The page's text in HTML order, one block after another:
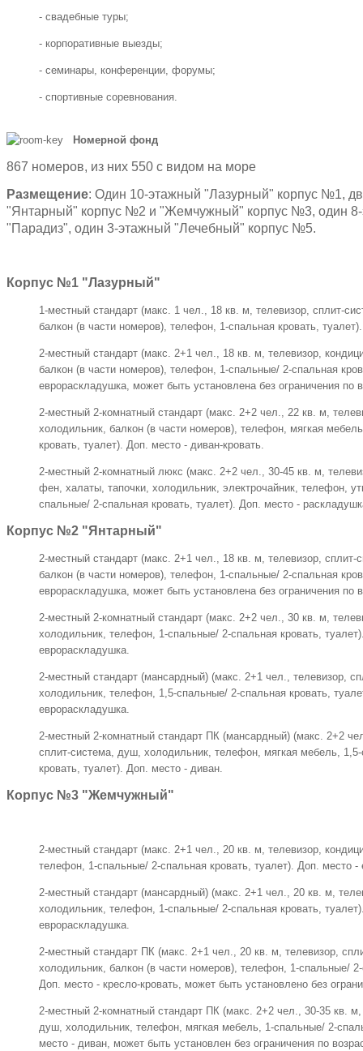
- свадебные туры;
- корпоративные выезды;
- семинары, конференции, форумы;
- спортивные соревнования.
Номерной фонд
867 номеров, из них 550 с видом на море
Размещение: Один 10-этажный "Лазурный" корпус №1,
"Янтарный" корпус №2 и "Жемчужный" корпус №3, один
"Парадиз", один 3-этажный "Лечебный" корпус №5.
Корпус №1 "Лазурный"
1-местный стандарт (макс. 1 чел., 18 кв. м, телевизор, сплит-
балкон (в части номеров), телефон, 1-спальная кровать, туалет).
2-местный стандарт (макс. 2+1 чел., 18 кв. м, телевизор,
балкон (в части номеров), телефон, 1-спальные/ 2-спальная
еврораскладушка, может быть установлена без ограничения по
2-местный 2-комнатный стандарт (макс. 2+2 чел., 22 кв. м,
холодильник, балкон (в части номеров), телефон, мягкая
кровать, туалет). Доп. место - диван-кровать.
2-местный 2-комнатный люкс (макс. 2+2 чел., 30-45 кв. м,
фен, халаты, тапочки, холодильник, электрочайник, телефон,
спальные/ 2-спальная кровать, туалет). Доп. место -
Корпус №2 "Янтарный"
2-местный стандарт (макс. 2+1 чел., 18 кв. м, телевизор,
балкон (в части номеров), телефон, 1-спальные/ 2-спальная
еврораскладушка, может быть установлена без ограничения по
2-местный 2-комнатный стандарт (макс. 2+2 чел., 30 кв. м,
холодильник, телефон, 1-спальные/ 2-спальная кровать,
еврораскладушка.
2-местный стандарт (мансардный) (макс. 2+1 чел., телевизор,
холодильник, телефон, 1,5-спальные/ 2-спальная кровать,
еврораскладушка.
2-местный 2-комнатный стандарт ПК (мансардный) (макс. 2+2
сплит-система, душ, холодильник, телефон, мягкая мебель,
кровать, туалет). Доп. место - диван.
Корпус №3 "Жемчужный"
2-местный стандарт (макс. 2+1 чел., 20 кв. м, телевизор,
телефон, 1-спальные/ 2-спальная кровать, туалет). Доп. место -
2-местный стандарт (мансардный) (макс. 2+1 чел., 20 кв. м,
холодильник, телефон, 1-спальные/ 2-спальная кровать,
еврораскладушка.
2-местный стандарт ПК (макс. 2+1 чел., 20 кв. м, телевизор,
холодильник, балкон (в части номеров), телефон, 1-спальные/
Доп. место - кресло-кровать, может быть установлено без
2-местный 2-комнатный стандарт ПК (макс. 2+2 чел., 30-35 кв. м,
душ, холодильник, телефон, мягкая мебель, 1-спальные/ 2-
место - диван, может быть установлен без ограничения по